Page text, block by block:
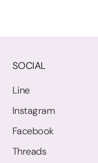
SOCIAL
Line
Instagram
Facebook
Threads